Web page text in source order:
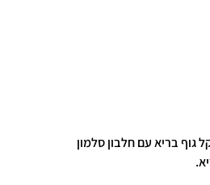
גוף בריא עם חלבון סלמון